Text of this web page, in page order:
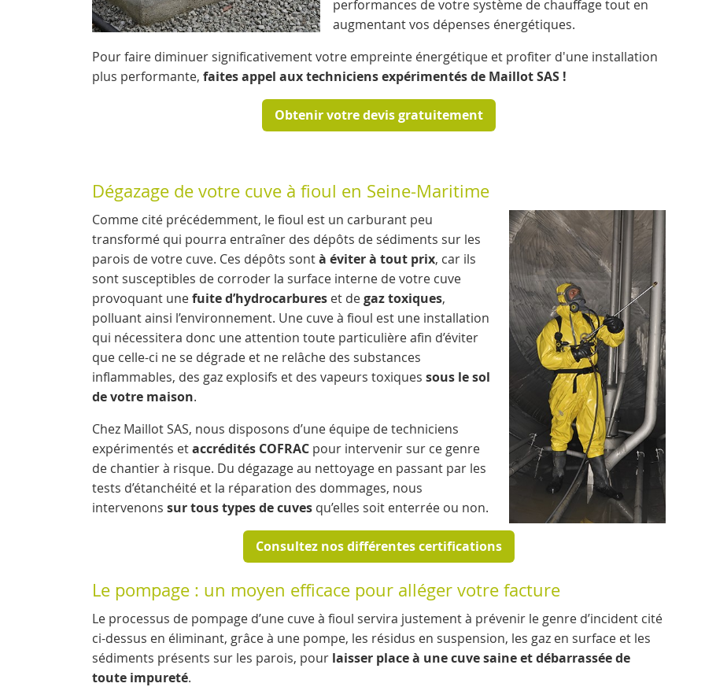
performances de votre système de chauffage tout en
augmentant vos dépenses énergétiques.
Pour faire diminuer significativement votre empreinte énergétique et profiter d'une installation
plus performante, faites appel aux techniciens expérimentés de Maillot SAS !
Obtenir votre devis gratuitement
Dégazage de votre cuve à fioul en Seine-Maritime
Comme cité précédemment, le fioul est un carburant peu
transformé qui pourra entraîner des dépôts de sédiments sur les
parois de votre cuve. Ces dépôts sontà éviter à tout prix, car ils
sont susceptibles de corroder la surface interne de votre cuve
provoquant unefuite d’hydrocarbures et degaz toxiques,
polluant ainsi l’environnement. Une cuve à fioul est une installation
qui nécessitera donc une attention toute particulière afin d’éviter
que celle-ci ne se dégrade et ne relâche des substances
inflammables, des gaz explosifs et des vapeurs toxiques sous le sol
de votre maison.
Chez Maillot SAS, nous disposons d’une équipe de techniciens
expérimentés etaccrédités COFRAC pour intervenir sur ce genre
de chantier à risque. Du dégazage au nettoyage en passant par les
tests d’étanchéité et la réparation des dommages, nous
intervenons sur tous types de cuves qu’elles soit enterrée ou non.
Consultez nos différentes certifications
Le pompage : un moyen efficace pour alléger votre facture
Le processus de pompage d’une cuve à fioul servira justement à prévenir le genre d’incident cité
ci-dessus en éliminant, grâce à une pompe, les résidus en suspension, les gaz en surface et les
sédiments présents sur les parois, pour laisser place à une cuve saine et débarrassée de
toute impureté.